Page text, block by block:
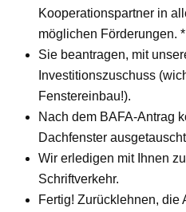
Kooperationspartner in
möglichen Förderungen. *
Sie beantragen, mit
Investitionszuschuss
Fenstereinbau!).
Nach dem BAFA-Antrag
Dachfenster
Wir erledigen mit Ihnen
Schriftverkehr.
Fertig! Zurücklehnen, die